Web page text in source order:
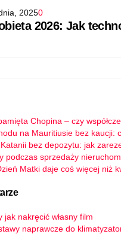
20250
2026: Jak
Chopina – czy
na Mauritiusie bez kaucji:
bez depozytu: jak
podczas sprzedaży
Matki daje coś więcej niż
jak nakręcić własny film
naprawcze do